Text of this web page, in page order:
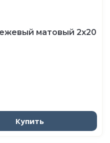
матовый 2x20
Купить